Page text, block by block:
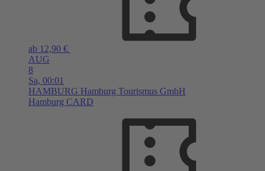
ab 12,90 €
AUG
8
Sa, 00:01
HAMBURG Hamburg Tourismus GmbH
Hamburg CARD